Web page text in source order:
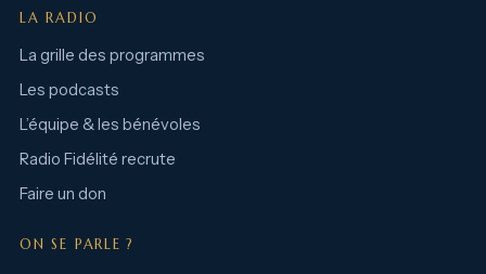
LA RADIO
La grille des programmes
Les podcasts
L’équipe & les bénévoles
Radio Fidélité recrute
Faire un don
ON SE PARLE ?